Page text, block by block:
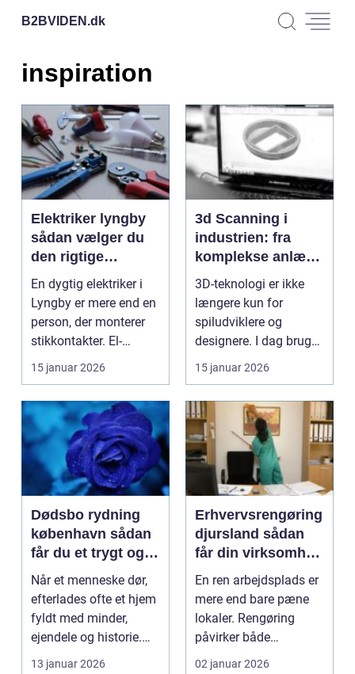
B2BVIDEN.dk
inspiration
Elektriker lyngby
sådan vælger du
den rigtige
fagmand
En dygtig elektriker i
Lyngby er mere end en
person, der monterer
stikkontakter. El-
installationer e...
15 januar 2026
3d Scanning i
industrien: fra
komplekse anlæg
til præcise
beslutninger
3D-teknologi er ikke
længere kun for
spiludviklere og
designere. I dag bruger
en lang række
virksomh...
15 januar 2026
Dødsbo rydning
københavn sådan
får du et trygt og
professionelt
forløb
Når et menneske dør,
efterlades ofte et hjem
fyldt med minder,
ejendele og historie.
For mange pårør...
13 januar 2026
Erhvervsrengøring
djursland sådan
får din virksomhed
mest muligt ud af
rengøringen
En ren arbejdsplads er
mere end bare pæne
lokaler. Rengøring
påvirker både
arbejdsmiljø, trivsel,
02 januar 2026